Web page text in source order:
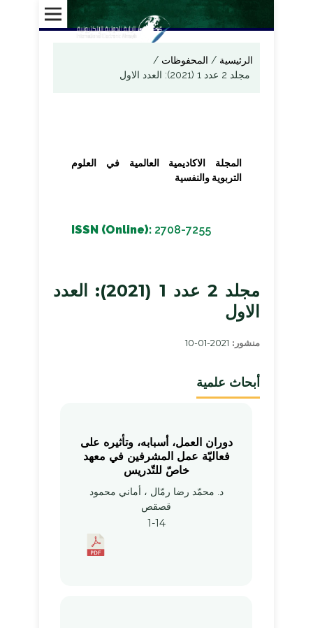
الرئيسية/ المحفوظات/
مجلد 2 عدد 1 (2021): العدد الاول
المجلة الاكاديمية العالمية في العلوم
التربوية والنفسية
ISSN (Online): 2708-7255
مجلد 2 عدد 1 (2021): العدد
الاول
منشور: 2021-01-10
أبحاث علمية
دوران العمل، أسبابه، وتأثيره على
فعاليّة عمل المشرفين في معهد
خاصّ للتّدريس
د. محمّد رضا رمّال ، أماني محمود
قصقص
1-14